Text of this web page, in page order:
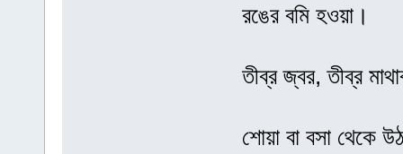
রঙের বমি হওয়া।
তীব্র জ্বর, তীব্র
শোয়া বা বসা থেকে